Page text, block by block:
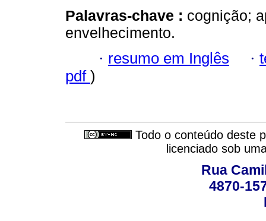
Palavras-chave : cognição;
envelhecimento.
· resumo em Inglês ·
pdf )
Todo o conteúdo deste
licenciado sob
Rua
4870-